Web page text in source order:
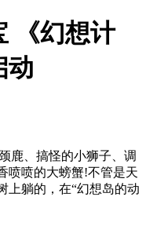
《幻想计
动
鹿、搞怪的小狮子、调
喷喷的大螃蟹!不管是天
上躺的，在“幻想岛的动